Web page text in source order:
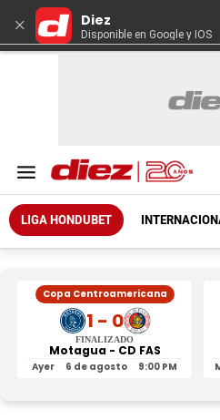
× Diez
Disponible en Google y IOS
LIGA HONDUBET
Copa Centroamericana
1 - 0
FINALIZADO
Motagua - CD FAS
Ayer 6 de agosto 9:00 PM